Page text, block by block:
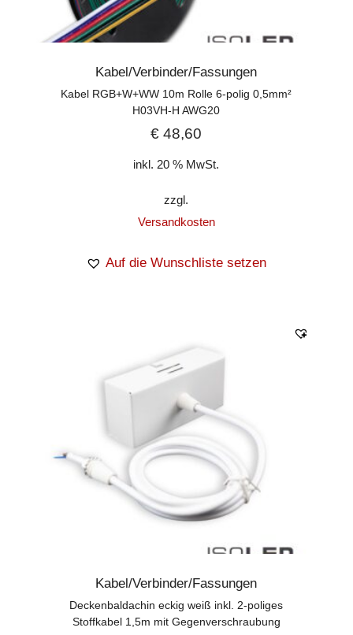
Kabel/Verbinder/Fassungen
Kabel RGB+W+WW 10m Rolle 6-polig 0,5mm²
H03VH-H AWG20
€ 48,60
inkl. 20 % MwSt.
zzgl.
Versandkosten
Auf die Wunschliste setzen
Kabel/Verbinder/Fassungen
Deckenbaldachin eckig weiß inkl. 2-poliges
Stoffkabel 1,5m mit Gegenverschraubung